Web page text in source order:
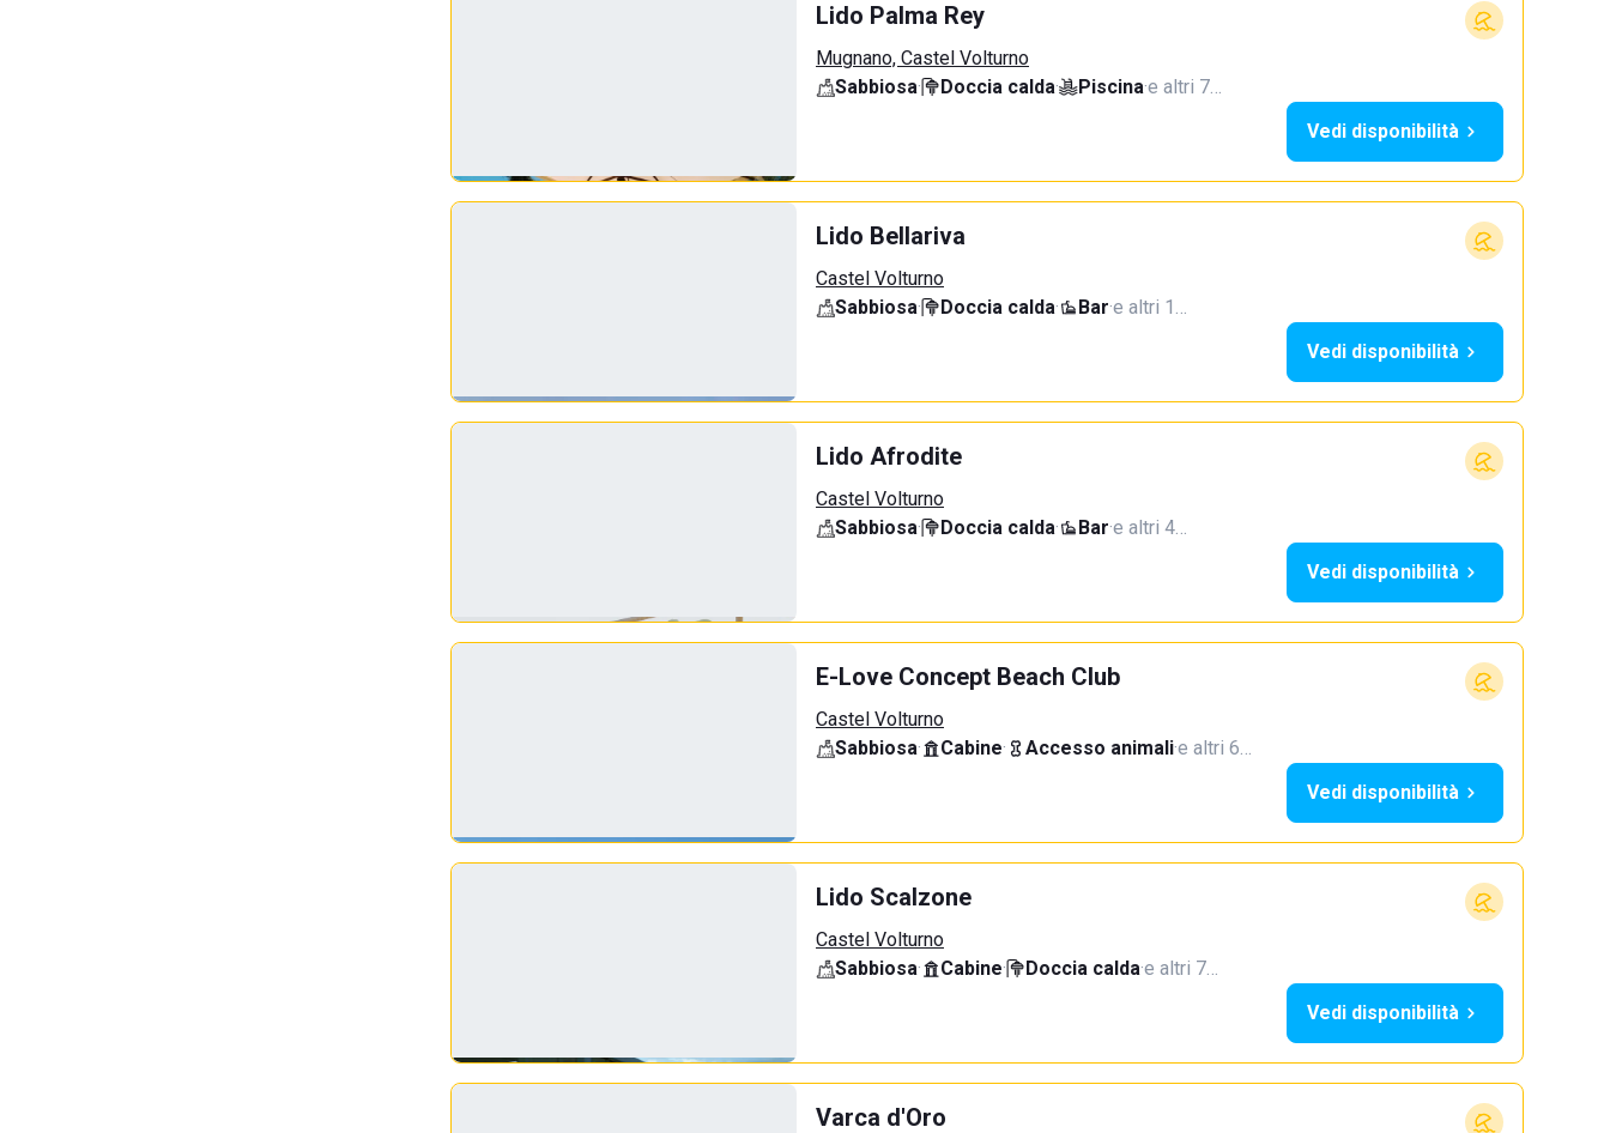
Lido Palma Rey
Mugnano, Castel Volturno
Sabbiosa· Doccia calda· Piscina·e altri 7…
Vedi disponibilità
Lido Bellariva
Castel Volturno
Sabbiosa· Doccia calda· Bar·e altri 1…
Vedi disponibilità
Lido Afrodite
Castel Volturno
Sabbiosa· Doccia calda· Bar·e altri 4…
Vedi disponibilità
E-Love Concept Beach Club
Castel Volturno
Sabbiosa· Cabine· Accesso animali·e altri 6…
Vedi disponibilità
Lido Scalzone
Castel Volturno
Sabbiosa· Cabine· Doccia calda·e altri 7…
Vedi disponibilità
Varca d'Oro